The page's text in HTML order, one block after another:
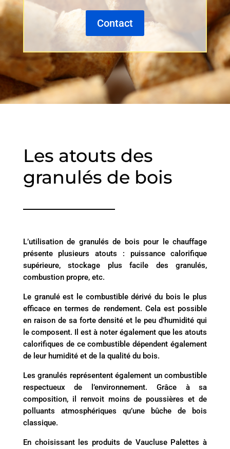
Contact
Les atouts des
granulés de bois
L’utilisation de granulés de bois pour le chauffage
présente plusieurs atouts : puissance calorifique
supérieure, stockage plus facile des granulés,
combustion propre, etc.
Le granulé est le combustible dérivé du bois le plus
efficace en termes de rendement. Cela est possible
en raison de sa forte densité et le peu d’humidité qui
le composent. Il est à noter également que les atouts
calorifiques de ce combustible dépendent également
de leur humidité et de la qualité du bois.
Les granulés représentent également un combustible
respectueux de l’environnement. Grâce à sa
composition, il renvoit moins de poussières et de
polluants atmosphériques qu’une bûche de bois
classique.
En choisissant les produits de Vaucluse Palettes à